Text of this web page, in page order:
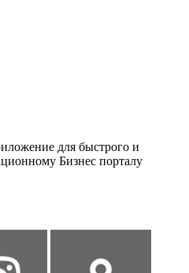
для быстрого и
Бизнес порталу